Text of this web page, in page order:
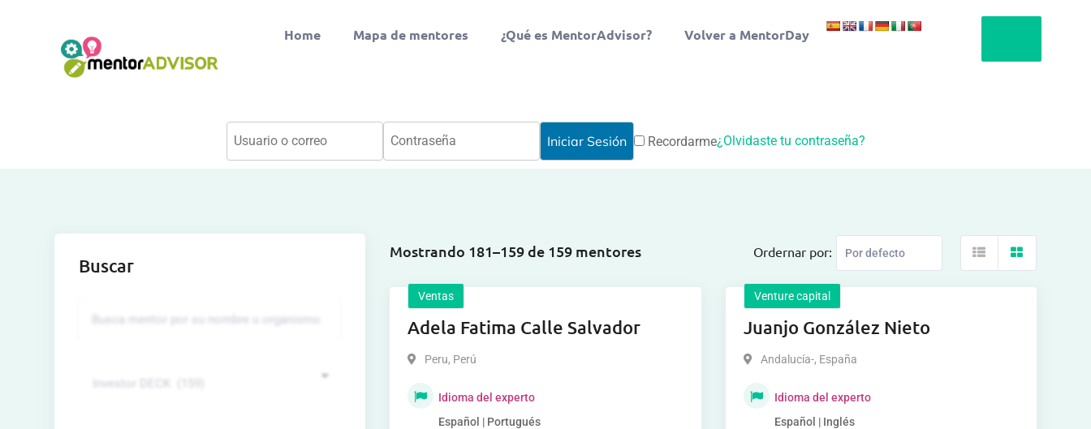
Home Mapa de mentores ¿Qué es MentorAdvisor? Volver a MentorDay
Recordarme¿Olvidaste tu contraseña?
Mostrando 181–159 de 159 mentores Ordernar por:
Ventas
Adela Fatima Calle Salvador
Peru, Perú
Idioma del experto
Español | Portugués
Venture capital
Juanjo González Nieto
Andalucía-, España
Idioma del experto
Español | Inglés
Buscar